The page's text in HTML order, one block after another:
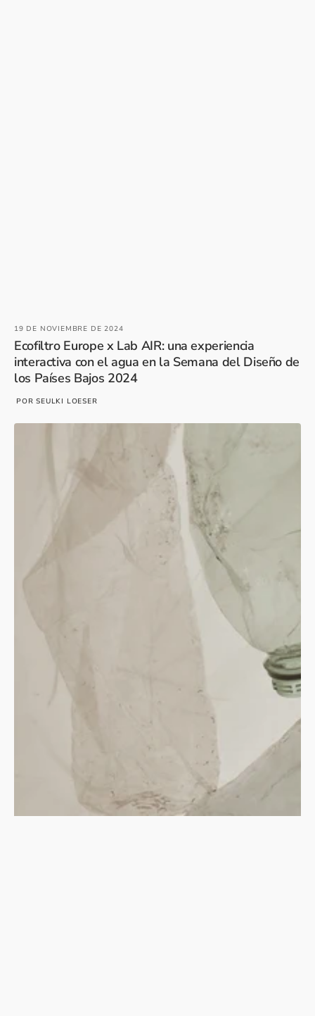
19 DE NOVIEMBRE DE 2024
Ecofiltro Europe x Lab AIR: una experiencia
interactiva con el agua en la Semana del Diseño de
los Países Bajos 2024
POR SEULKI LOESER